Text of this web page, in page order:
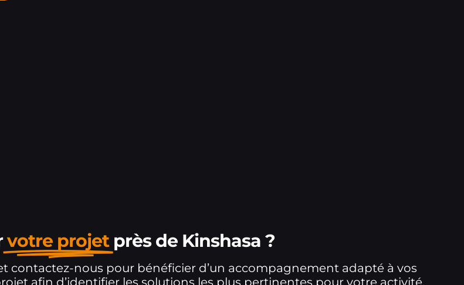
votre projet près de Kinshasa ?
contactez-nous pour bénéficier d’un accompagnement adapté à vos